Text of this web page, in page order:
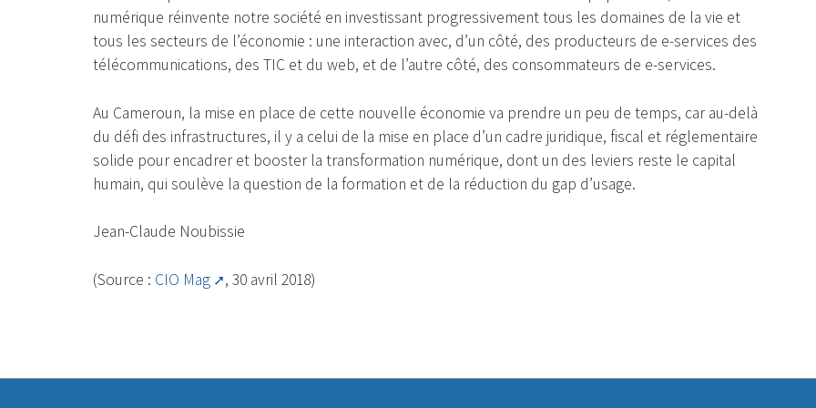
numérique réinvente notre société en investissant progressivement tous les domaines de la vie et
tous les secteurs de l’économie : une interaction avec, d’un côté, des producteurs de e-services des
télécommunications, des TIC et du web, et de l’autre côté, des consommateurs de e-services.
Au Cameroun, la mise en place de cette nouvelle économie va prendre un peu de temps, car au-delà
du défi des infrastructures, il y a celui de la mise en place d’un cadre juridique, fiscal et réglementaire
solide pour encadrer et booster la transformation numérique, dont un des leviers reste le capital
humain, qui soulève la question de la formation et de la réduction du gap d’usage.
Jean-Claude Noubissie
(Source : CIO Mag , 30 avril 2018)